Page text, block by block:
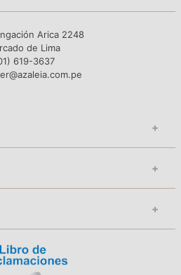
Arica 2248
de Lima
619-3637
+
+
+